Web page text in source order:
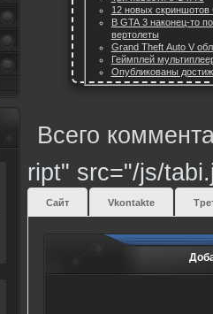
12 новых скриншотов
В GTA 3 наконец-то
вертолеты
Grand Theft Auto V
Геймплей
Опубликованы
Всего
ript" src="/js/
Сайт Vkontakte